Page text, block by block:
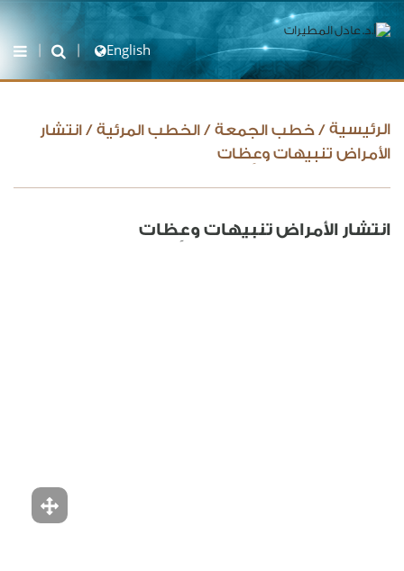
English
الرئيسية / خطب الجمعة / الخطب المرئية / انتشار
الأمراض تنبيهات وعِظات
انتشار الأمراض تنبيهات وعِظات